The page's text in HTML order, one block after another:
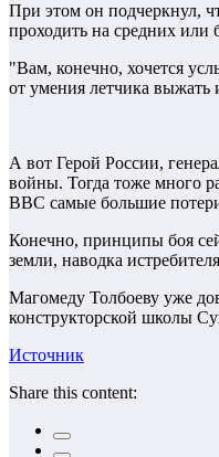
При этом он подчеркнул,
проходить на средних или
"Вам, конечно, хочется
от умения летчика выжать
А вот Герой России,
войны. Тогда тоже много
ВВС самые большие
Конечно, принципы боя
земли, наводка
Магомеду Толбоеву уже
конструкторской школы
Источник
Share this content: